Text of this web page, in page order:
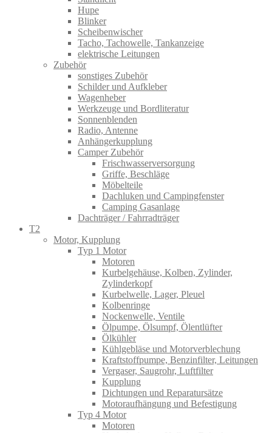
Hupe
Blinker
Scheibenwischer
Tacho, Tachowelle, Tankanzeige
elektrische Leitungen
Zubehör
sonstiges Zubehör
Schilder und Aufkleber
Wagenheber
Werkzeuge und Bordliteratur
Sonnenblenden
Radio, Antenne
Anhängerkupplung
Camper Zubehör
Frischwasserversorgung
Griffe, Beschläge
Möbelteile
Dachluken und Campingfenster
Camping Gasanlage
Dachträger / Fahrradträger
T2
Motor, Kupplung
Typ 1 Motor
Motoren
Kurbelgehäuse, Kolben, Zylinder,
Zylinderkopf
Kurbelwelle, Lager, Pleuel
Kolbenringe
Nockenwelle, Ventile
Ölpumpe, Ölsumpf, Ölentlüfter
Ölkühler
Kühlgebläse und Motorverblechung
Kraftstoffpumpe, Benzinfilter, Leitungen
Vergaser, Saugrohr, Luftfilter
Kupplung
Dichtungen und Reparatursätze
Motoraufhängung und Befestigung
Typ 4 Motor
Motoren